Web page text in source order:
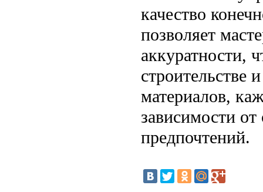
качество
позволяет
аккуратности,
строительстве
материалов,
зависимости
предпочтений.